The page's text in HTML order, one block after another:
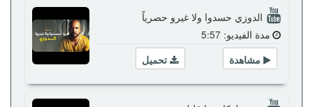
الدوزي حسدوا ولا غيرو حصرياً
مدة الفيديو: 5:57
تحميل
مشاهدة